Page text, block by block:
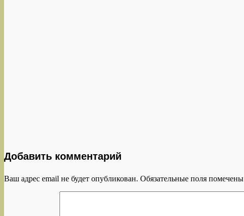
Добавить комментарий
Ваш адрес email не будет опубликован. Обязательные поля помечены